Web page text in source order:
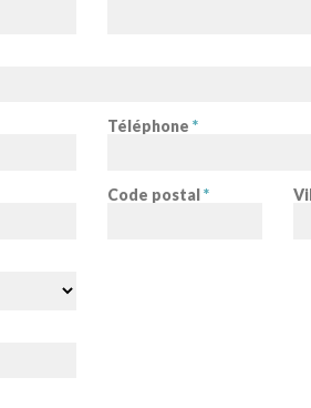
Téléphone *
Code postal*